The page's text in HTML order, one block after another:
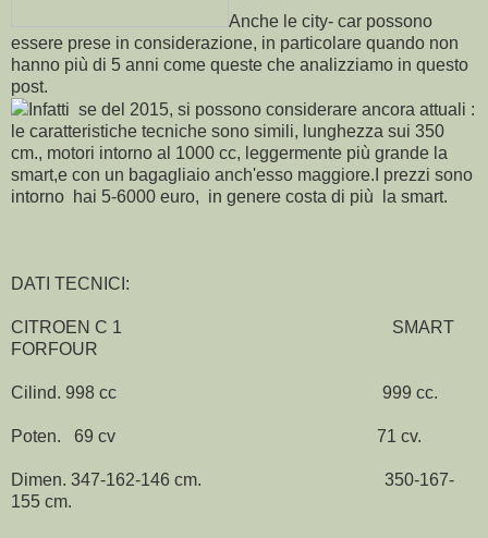
Anche le city- car possono
essere prese in considerazione, in particolare quando non
hanno più di 5 anni come queste che analizziamo in questo
post.
Infatti se del 2015, si possono considerare ancora attuali :
le caratteristiche tecniche sono simili, lunghezza sui 350
cm., motori intorno al 1000 cc, leggermente più grande la
smart,e con un bagagliaio anch'esso maggiore.I prezzi sono
intorno hai 5-6000 euro, in genere costa di più la smart.
DATI TECNICI:
CITROEN C 1 SMART
FORFOUR
Cilind. 998 cc 999 cc.
Poten. 69 cv 71 cv.
Dimen. 347-162-146 cm. 350-167-
155 cm.